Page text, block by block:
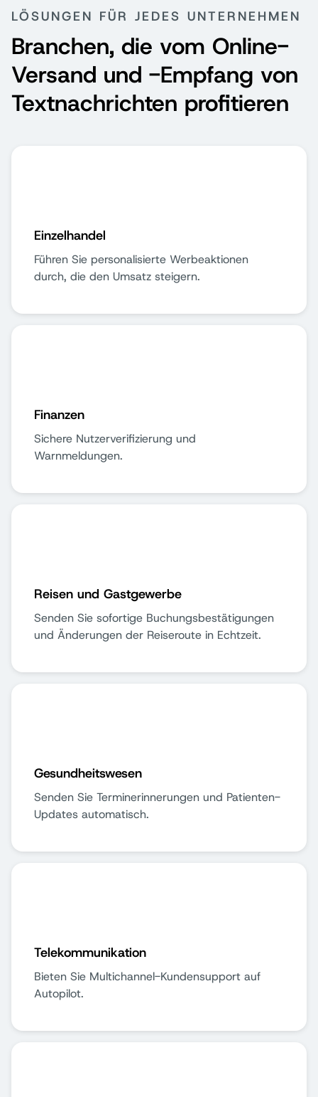
LÖSUNGEN FÜR JEDES UNTERNEHMEN
Branchen, die vom Online-
Versand und -Empfang von
Textnachrichten profitieren
Einzelhandel
Führen Sie personalisierte Werbeaktionen
durch, die den Umsatz steigern.
Finanzen
Sichere Nutzerverifizierung und
Warnmeldungen.
Reisen und Gastgewerbe
Senden Sie sofortige Buchungsbestätigungen
und Änderungen der Reiseroute in Echtzeit.
Gesundheitswesen
Senden Sie Terminerinnerungen und Patienten-
Updates automatisch.
Telekommunikation
Bieten Sie Multichannel-Kundensupport auf
Autopilot.